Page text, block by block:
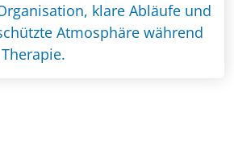
klare Abläufe und
Atmosphäre während